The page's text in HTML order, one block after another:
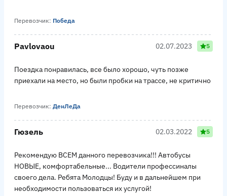
Перевозчик: Победа
Pavlovaou 02.07.2023 5
Поездка понравилась, все было хорошо, чуть позже
приехали на место, но были пробки на трассе, не критично
Перевозчик: ДенЛеДа
Гюзель 02.03.2022 5
Рекомендую ВСЕМ данного перевозчика!!! Автобусы
НОВЫЕ, комфортабельные... Водители профессиналы
своего дела. Ребята Молодцы! Буду и в дальнейшем при
необходимости пользоваться их услугой!